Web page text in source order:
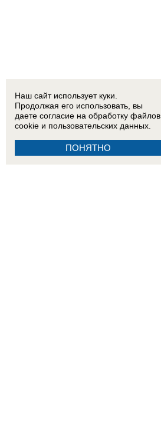
Наш сайт использует куки.
Продолжая его использовать, вы
даете согласие на обработку файлов
cookie и пользовательских данных.
ПОНЯТНО